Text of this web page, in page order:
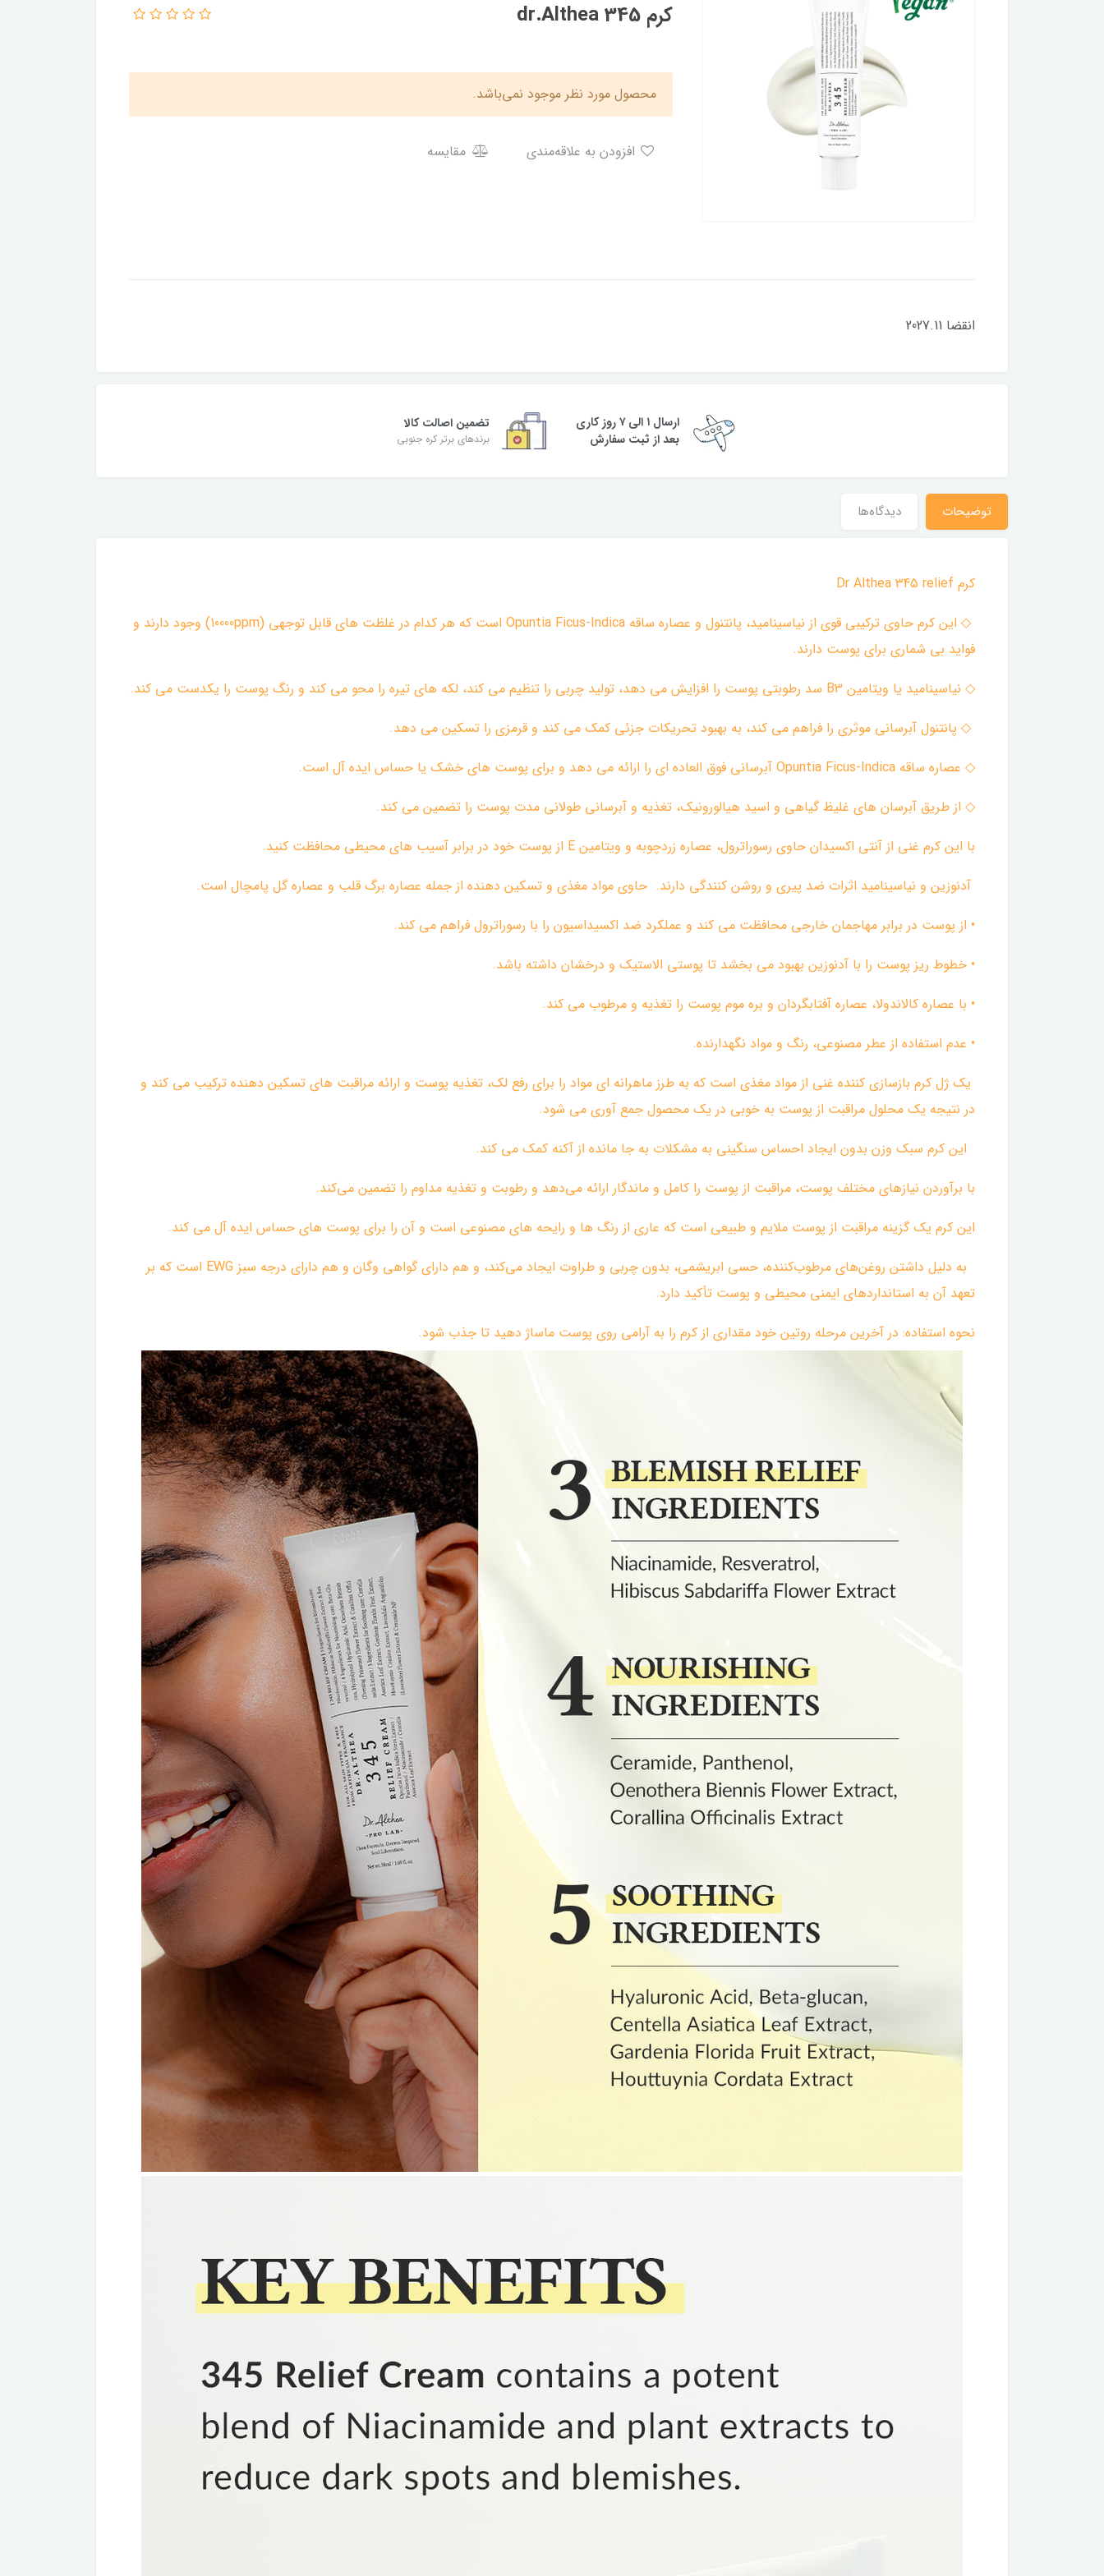
کرم 345 dr.Althea
محصول مورد نظر موجود نمی‌باشد.
مقایسه
انقضا 2027.11
ارسال ۱ الی ۷ روز کاری
بعد از ثبت سفارش
تضمین اصالت کالا
برندهای برتر کره جنوبی
توضیحات دیدگاه‌ها
کرم Dr Althea 345 relief
◇ این کرم حاوی ترکیبی قوی از نیاسینامید، پانتنول و عصاره ساقه Opuntia Ficus-Indica است که هر کدام در غلظت های قابل توجهی (10000ppm) وجود دارند و
فواید بی شماری برای پوست دارند.
◇ نیاسینامید یا ویتامین B3 سد رطوبتی پوست را افزایش می دهد، تولید چربی را تنظیم می کند، لکه های تیره را محو می کند و رنگ پوست را یکدست می کند.
◇ پانتنول آبرسانی موثری را فراهم می کند، به بهبود تحریکات جزئی کمک می کند و قرمزی را تسکین می دهد.
◇ عصاره ساقه Opuntia Ficus-Indica آبرسانی فوق العاده ای را ارائه می دهد و برای پوست های خشک یا حساس ایده آل است.
◇ از طریق آبرسان های غلیظ گیاهی و اسید هیالورونیک، تغذیه و آبرسانی طولانی مدت پوست را تضمین می کند.
با این کرم غنی از آنتی اکسیدان حاوی رسوراترول، عصاره زردچوبه و ویتامین E از پوست خود در برابر آسیب های محیطی محافظت کنید.
آدنوزین و نیاسینامید اثرات ضد پیری و روشن کنندگی دارند. ‌ حاوی مواد مغذی و تسکین دهنده از جمله عصاره برگ قلب و عصاره گل پامچال است.
• از پوست در برابر مهاجمان خارجی محافظت می کند و عملکرد ضد اکسیداسیون را با رسوراترول فراهم می کند.
• خطوط ریز پوست را با آدنوزین بهبود می بخشد تا پوستی الاستیک و درخشان داشته باشد.
• با عصاره کالاندولا، عصاره آفتابگردان و بره موم پوست را تغذیه و مرطوب می کند.
• عدم استفاده از عطر مصنوعی، رنگ و مواد نگهدارنده.
یک ژل کرم بازسازی کننده غنی از مواد مغذی است که به طرز ماهرانه ای مواد را برای رفع لک، تغذیه پوست و ارائه مراقبت های تسکین دهنده ترکیب می کند و
در نتیجه یک محلول مراقبت از پوست به خوبی در یک محصول جمع آوری می شود.
‌ این کرم سبک وزن بدون ایجاد احساس سنگینی به مشکلات به جا مانده از آکنه کمک می کند.
با برآوردن نیازهای مختلف پوست، مراقبت از پوست را کامل و ماندگار ارائه می‌دهد و رطوبت و تغذیه مداوم را تضمین می‌کند.
این کرم یک گزینه مراقبت از پوست ملایم و طبیعی است که عاری از رنگ ها و رایحه های مصنوعی است و آن را برای پوست های حساس ایده آل می کند.
‌ به دلیل داشتن روغن‌های مرطوب‌کننده، حسی ابریشمی، بدون چربی و طراوت ایجاد می‌کند، و هم دارای گواهی وگان و هم دارای درجه سبز EWG است که بر
تعهد آن به استانداردهای ایمنی محیطی و پوست تأکید دارد.
نحوه استفاده: در آخرین مرحله روتین خود مقداری از کرم را به آرامی روی پوست ماساژ دهید تا جذب شود.